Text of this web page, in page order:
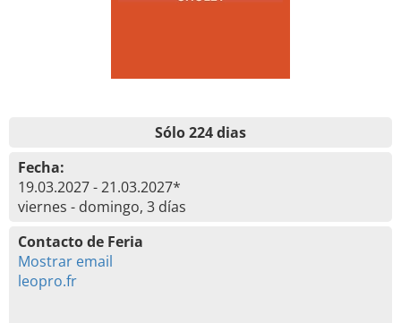
Sólo 224 dias
Fecha:
19.03.2027 - 21.03.2027*
viernes - domingo, 3 días
Contacto de Feria
Mostrar email
leopro.fr